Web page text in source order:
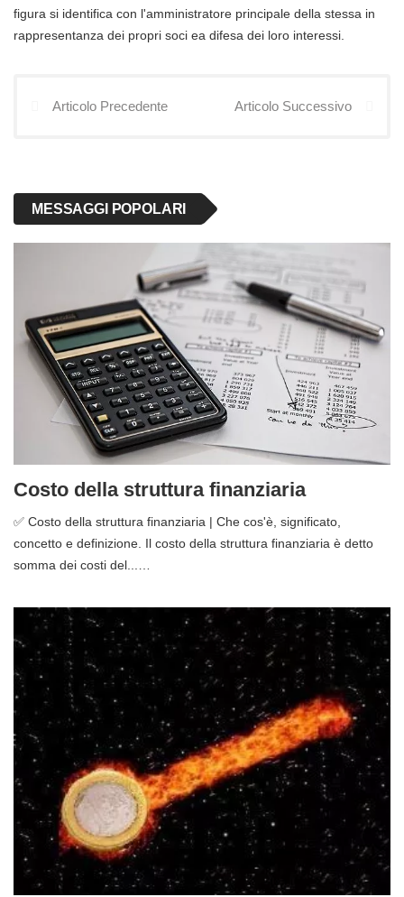
figura si identifica con l'amministratore principale della stessa in
rappresentanza dei propri soci ea difesa dei loro interessi.
Articolo Precedente Articolo Successivo
MESSAGGI POPOLARI
Costo della struttura finanziaria
✅ Costo della struttura finanziaria | Che cos'è, significato,
concetto e definizione. Il costo della struttura finanziaria è detto
somma dei costi del...…